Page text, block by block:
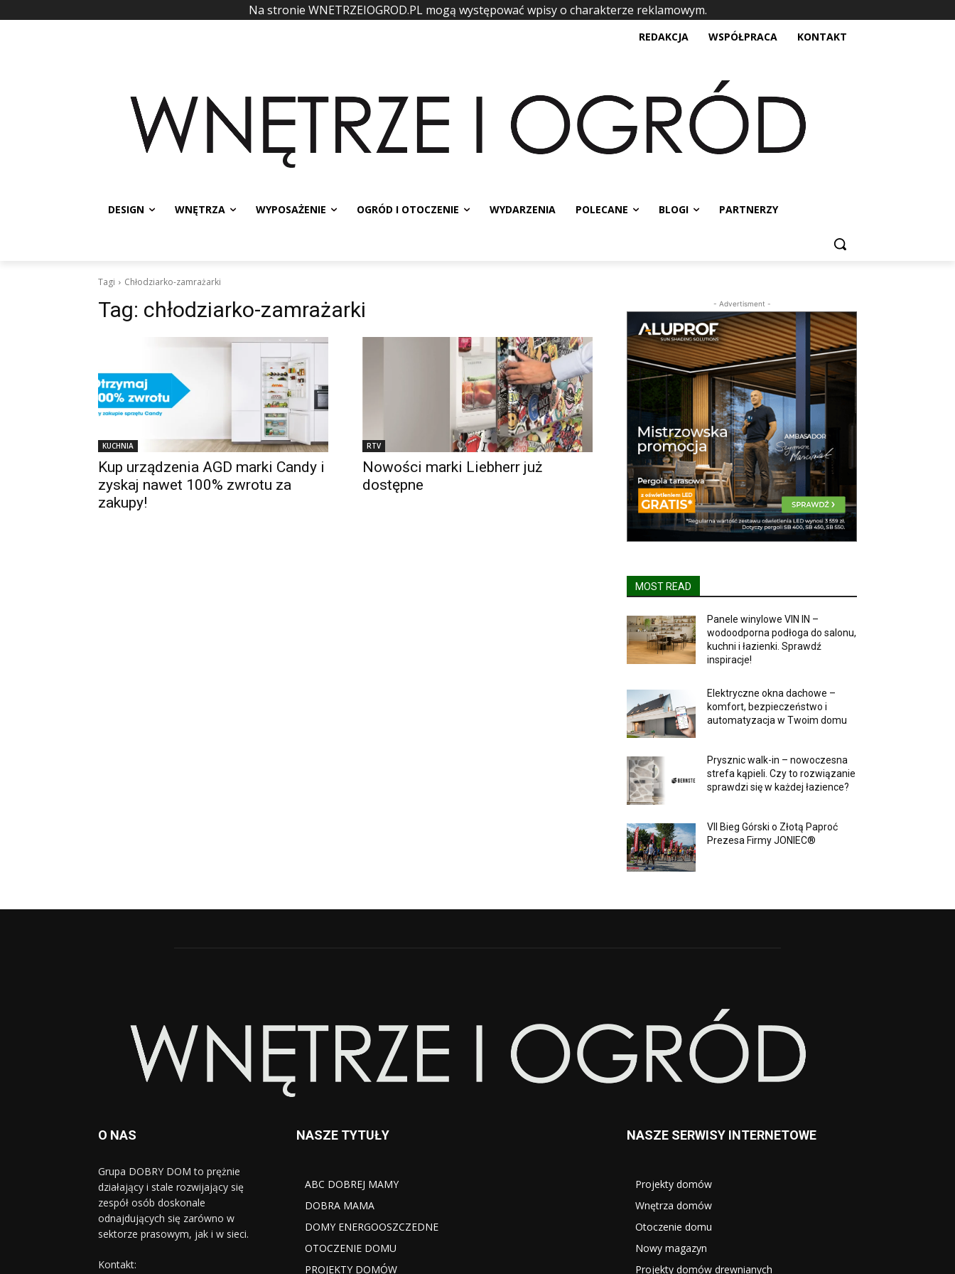
Na stronie WNETRZEIOGROD.PL mogą występować wpisy o charakterze reklamowym.
REDAKCJA WSPÓŁPRACA KONTAKT
DESIGN WNĘTRZA WYPOSAŻENIE OGRÓD I OTOCZENIE WYDARZENIA POLECANE BLOGI PARTNERZY
Tagi Chłodziarko-zamrażarki
Tag: chłodziarko-zamrażarki
KUCHNIA
Kup urządzenia AGD marki Candy i
zyskaj nawet 100% zwrotu za
zakupy!
RTV
Nowości marki Liebherr już
dostępne
- Advertisment -
MOST READ
Panele winylowe VIN IN –
wodoodporna podłoga do salonu,
kuchni i łazienki. Sprawdź
inspiracje!
Elektryczne okna dachowe –
komfort, bezpieczeństwo i
automatyzacja w Twoim domu
Prysznic walk-in – nowoczesna
strefa kąpieli. Czy to rozwiązanie
sprawdzi się w każdej łazience?
VII Bieg Górski o Złotą Paproć
Prezesa Firmy JONIEC®
O NAS
Grupa DOBRY DOM to prężnie
działający i stale rozwijający się
zespół osób doskonale
odnajdujących się zarówno w
sektorze prasowym, jak i w sieci.
Kontakt:
NASZE TYTUŁY
ABC DOBREJ MAMY
DOBRA MAMA
DOMY ENERGOOSZCZEDNE
OTOCZENIE DOMU
PROJEKTY DOMÓW
NASZE SERWISY INTERNETOWE
Projekty domów
Wnętrza domów
Otoczenie domu
Nowy magazyn
Projekty domów drewnianych